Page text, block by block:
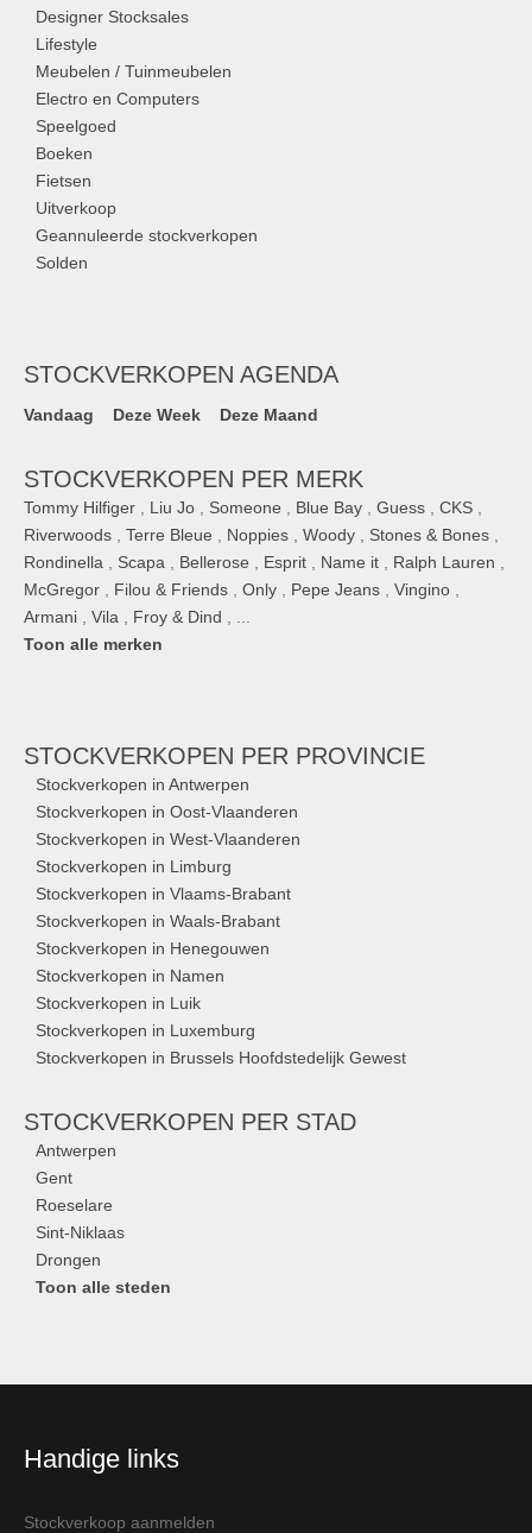
Designer Stocksales
Lifestyle
Meubelen / Tuinmeubelen
Electro en Computers
Speelgoed
Boeken
Fietsen
Uitverkoop
Geannuleerde stockverkopen
Solden
STOCKVERKOPEN AGENDA
Vandaag Deze Week Deze Maand
STOCKVERKOPEN PER MERK
Tommy Hilfiger Liu Jo Someone Blue Bay Guess CKS
Riverwoods
Terre Bleue Noppies Woody Stones & Bones
Rondinella
Scapa Bellerose Esprit Name it Ralph Lauren
McGregor
Filou & Friends Only Pepe Jeans Vingino
Armani
Vila Froy & Dind
Toon alle merken
STOCKVERKOPEN PER PROVINCIE
Stockverkopen in Antwerpen
Stockverkopen in Oost-Vlaanderen
Stockverkopen in West-Vlaanderen
Stockverkopen in Limburg
Stockverkopen in Vlaams-Brabant
Stockverkopen in Waals-Brabant
Stockverkopen in Henegouwen
Stockverkopen in Namen
Stockverkopen in Luik
Stockverkopen in Luxemburg
Stockverkopen in Brussels Hoofdstedelijk Gewest
STOCKVERKOPEN PER STAD
Antwerpen
Gent
Roeselare
Sint-Niklaas
Drongen
Toon alle steden
Handige links
Stockverkoop aanmelden